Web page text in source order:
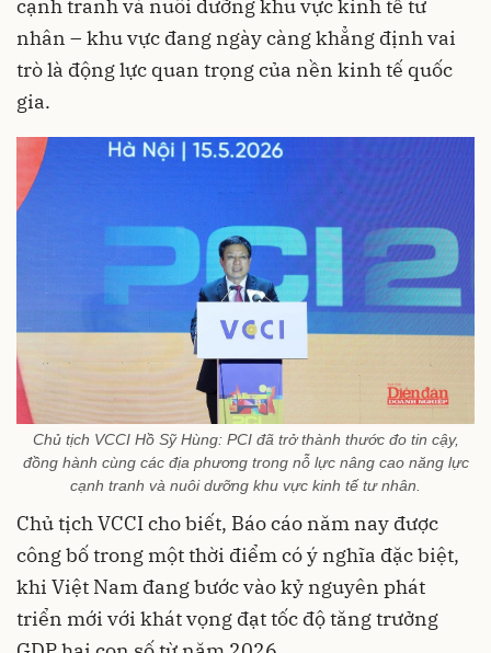
cạnh tranh và nuôi dưỡng khu vực kinh tế tư
nhân – khu vực đang ngày càng khẳng định vai
trò là động lực quan trọng của nền kinh tế quốc
gia.
Chủ tịch VCCI Hồ Sỹ Hùng: PCI đã trở thành thước đo tin cậy,
đồng hành cùng các địa phương trong nỗ lực nâng cao năng lực
cạnh tranh và nuôi dưỡng khu vực kinh tế tư nhân.
Chủ tịch VCCI cho biết, Báo cáo năm nay được
công bố trong một thời điểm có ý nghĩa đặc biệt,
khi Việt Nam đang bước vào kỷ nguyên phát
triển mới với khát vọng đạt tốc độ tăng trưởng